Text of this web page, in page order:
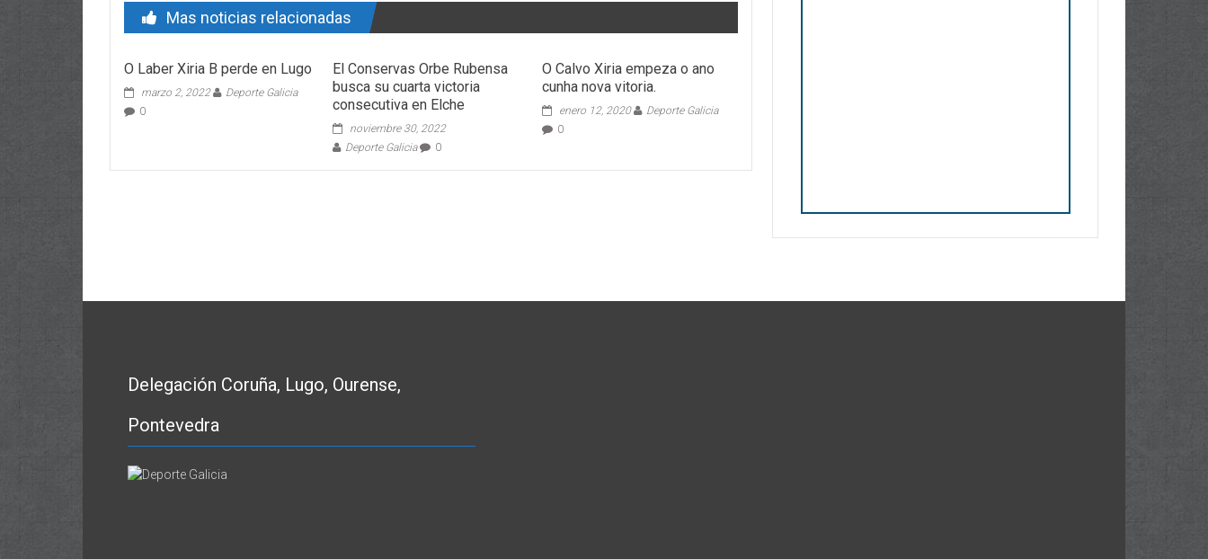
Mas noticias relacionadas
O Laber Xiria B perde en Lugo
marzo 2, 2022
Deporte Galicia
0
El Conservas Orbe Rubensa
busca su cuarta victoria
consecutiva en Elche
noviembre 30, 2022
Deporte Galicia
0
O Calvo Xiria empeza o ano
cunha nova vitoria.
enero 12, 2020
Deporte Galicia
0
Delegación Coruña, Lugo, Ourense,
Pontevedra